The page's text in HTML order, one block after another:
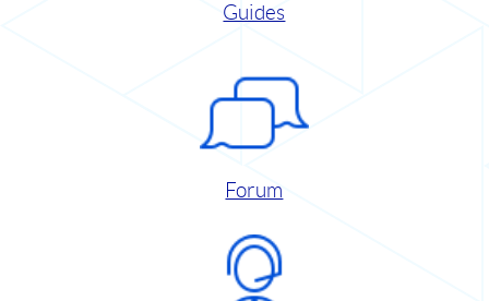
Guides
Forum